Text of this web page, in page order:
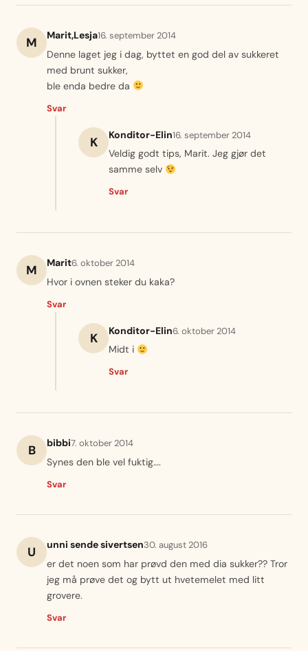
M Marit,Lesja16. september 2014
Denne laget jeg i dag, byttet en god del av sukkeret
med brunt sukker,
ble enda bedre da
Svar
K Konditor-Elin16. september 2014
Veldig godt tips, Marit. Jeg gjør det
samme selv
Svar
M Marit6. oktober 2014
Hvor i ovnen steker du kaka?
Svar
K Konditor-Elin6. oktober 2014
Midt i
Svar
B bibbi7. oktober 2014
Synes den ble vel fuktig….
Svar
U unni sende sivertsen30. august 2016
er det noen som har prøvd den med dia sukker?? Tror
jeg må prøve det og bytt ut hvetemelet med litt
grovere.
Svar